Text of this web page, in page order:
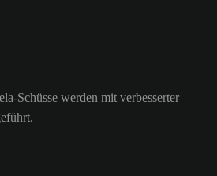
Schüsse werden mit verbesserter